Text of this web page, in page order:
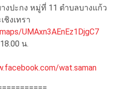
งปะกง หมู่ที่ 11 ตำบลบางแก้ว
ชิงเทรา
UMAxn3AEnEz1DjgC7
น.
wat.saman